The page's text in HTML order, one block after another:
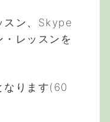
スン、Skype
・レッスンを
なります(60